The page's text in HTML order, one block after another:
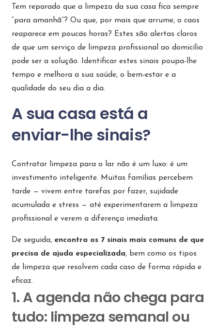
Tem reparado que a limpeza da sua casa fica sempre
“para amanhã”? Ou que, por mais que arrume, o caos
reaparece em poucas horas? Estes são alertas claros
de que um serviço de limpeza profissional ao domicílio
pode ser a solução. Identificar estes sinais poupa-lhe
tempo e melhora a sua saúde, o bem‑estar e a
qualidade do seu dia a dia.
A sua casa está a
enviar-lhe sinais?
Contratar limpeza para o lar não é um luxo: é um
investimento inteligente. Muitas famílias percebem
tarde — vivem entre tarefas por fazer, sujidade
acumulada e stress — até experimentarem a limpeza
profissional e verem a diferença imediata.
De seguida, encontra os 7 sinais mais comuns de que
precisa de ajuda especializada, bem como os tipos
de limpeza que resolvem cada caso de forma rápida e
eficaz.
1. A agenda não chega para
tudo: limpeza semanal ou